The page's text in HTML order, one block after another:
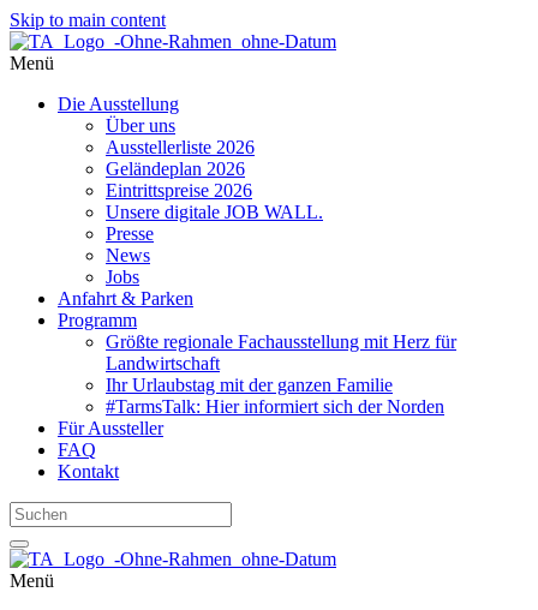
Skip to main content
Menü
Die Ausstellung
Über uns
Ausstellerliste 2026
Geländeplan 2026
Eintrittspreise 2026
Unsere digitale JOB WALL.
Presse
News
Jobs
Anfahrt & Parken
Programm
Größte regionale Fachausstellung mit Herz für
Landwirtschaft
Ihr Urlaubstag mit der ganzen Familie
#TarmsTalk: Hier informiert sich der Norden
Für Aussteller
FAQ
Kontakt
Menü